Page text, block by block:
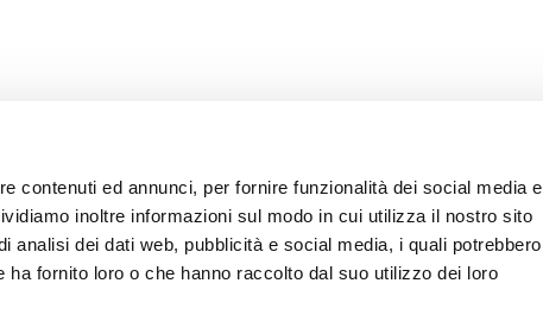
contenuti ed annunci, per fornire funzionalità dei social media e
inoltre informazioni sul modo in cui utilizza il nostro sito
analisi dei dati web, pubblicità e social media, i quali potrebbero
fornito loro o che hanno raccolto dal suo utilizzo dei loro